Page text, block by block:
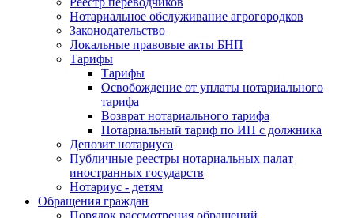
Нотариальное обслуживание агрогородков
Законодательство
Локальные правовые акты БНП
Тарифы
Тарифы
Освобождение от уплаты нотариального
тарифа
Возврат нотариального тарифа
Нотариальный тариф по ИН с должника
Депозит нотариуса
Публичные реестры нотариальных палат
иностранных государств
Нотариус - детям
Обращения граждан
Порядок рассмотрения обращений